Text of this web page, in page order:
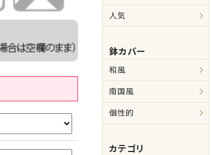
人気
鉢カバー
和風
南国風
個性的
カテゴリ